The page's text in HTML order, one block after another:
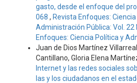
gasto, desde el enfoque del
068 , Revista Enfoques:
Administración Pública: Vol. 22
Enfoques: Ciencia Política y
Juan de Dios Martínez
Cantillano, Gloria Elena
Internet y las redes sociales
las y los ciudadanos en el